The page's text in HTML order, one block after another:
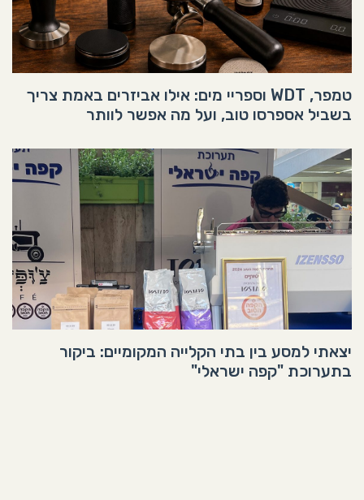
טמפר, WDT וספריי מים: אילו אביזרים באמת צריך
בשביל אספרסו טוב, ועל מה אפשר לוותר
יצאתי למסע בין בתי הקלייה המקומיים: ביקור
בתערוכת "קפה ישראלי"